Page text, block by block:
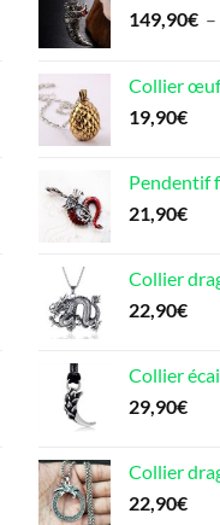
149,90€ –
Collier
19,90€
Pendentif
21,90€
Collier
22,90€
Collier
29,90€
Collier
22,90€